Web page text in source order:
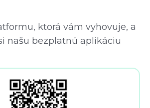
ktorá vám vyhovuje, a
našu bezplatnú aplikáciu